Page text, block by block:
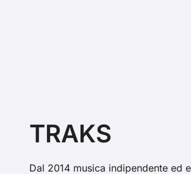
TRAKS
Dal 2014 musica indipendente ed